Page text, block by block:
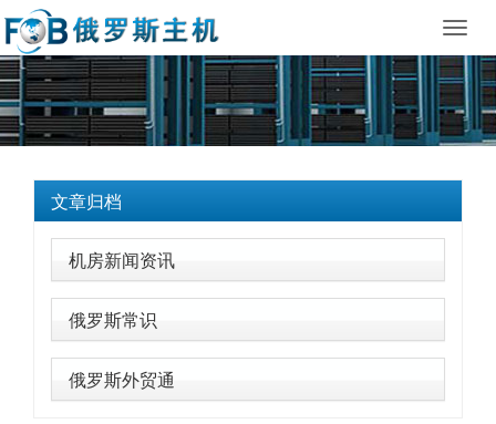
文章归档
机房新闻资讯
俄罗斯常识
俄罗斯外贸通